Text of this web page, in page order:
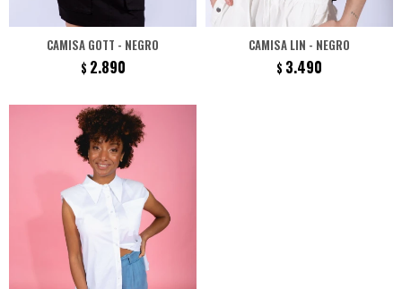
CAMISA GOTT - NEGRO
$ 2.890
CAMISA LIN - NEGRO
$ 3.490